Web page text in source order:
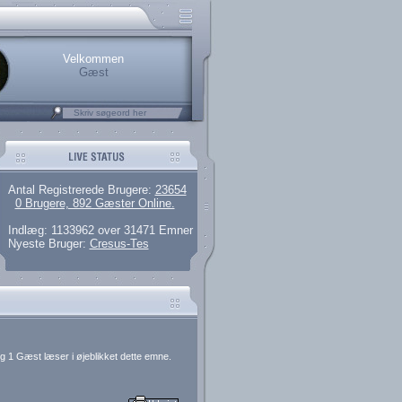
brugere
artikler og 135 guides
her.
Velkommen
Gæst
Antal Registrerede Brugere: 23654
0 Brugere, 892 Gæster Online.
Indlæg: 1133962 over 31471 Emner
Nyeste Bruger: Cresus-Tes
1 Gæst læser i øjeblikket dette emne.